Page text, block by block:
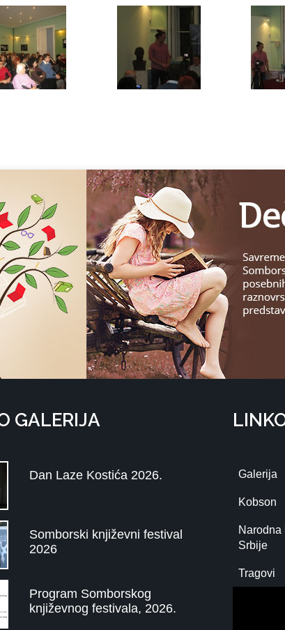
GALERIJA
Dan Laze Kostića 2026.
Somborski književni festival
2026
Program Somborskog
književnog festivala, 2026.
Galerija
Kobson
Narodna
Srbije
Tragovi